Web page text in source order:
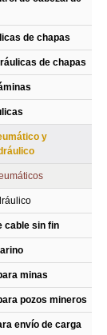
de chapas
de chapas
y
cable sin fin
minas
pozos mineros
envío de carga